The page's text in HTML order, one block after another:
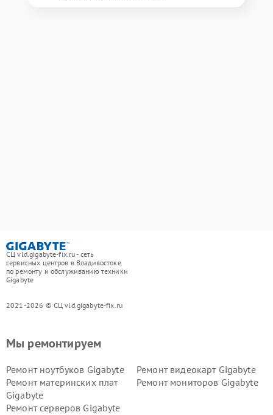
СЦ vld.gigabyte-fix.ru - сеть
сервисных центров в Владивостоке
по ремонту и обслуживанию техники
Gigabyte
2021-2026 © СЦ vld.gigabyte-fix.ru
Мы ремонтируем
Ремонт ноутбуков Gigabyte
Ремонт видеокарт Gigabyte
Ремонт материнских плат
Gigabyte
Ремонт мониторов Gigabyte
Ремонт серверов Gigabyte